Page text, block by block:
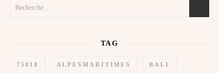
TAG
75018 ALPESMARITIMES BALI